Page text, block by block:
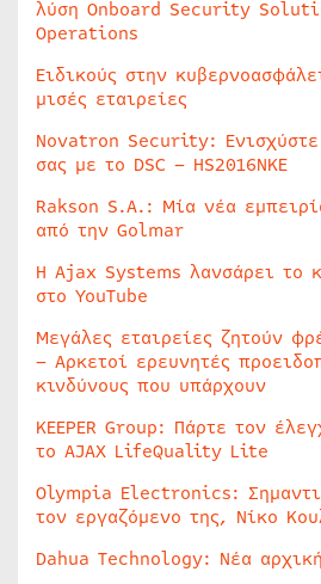
λύση Onboard Security
Operations
Ειδικούς στην
μισές εταιρείες
Novatron Security:
σας με το DSC – HS2016NKE
Rakson S.A.: Μία νέα
από την Golmar
Η Ajax Systems λανσάρει το
στο YouTube
Μεγάλες εταιρείες ζητούν
– Αρκετοί ερευνητές
κινδύνους που υπάρχουν
KEEPER Group: Πάρτε τον
το AJAX LifeQuality Lite
Olympia Electronics:
τον εργαζόμενο της, Νίκο
Dahua Technology: Νέα